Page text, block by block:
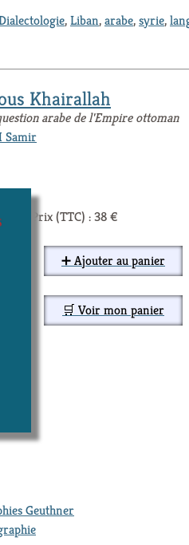
,Liban,arabe,syrie,
Khairallah
arabe de l'Empire ottoman
Samir
Prix (TTC) : 38 €
➕ Ajouter au panier
🛒 Voir mon panier
Geuthner